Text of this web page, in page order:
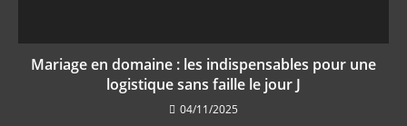
Mariage en domaine : les indispensables pour une
logistique sans faille le jour J
04/11/2025